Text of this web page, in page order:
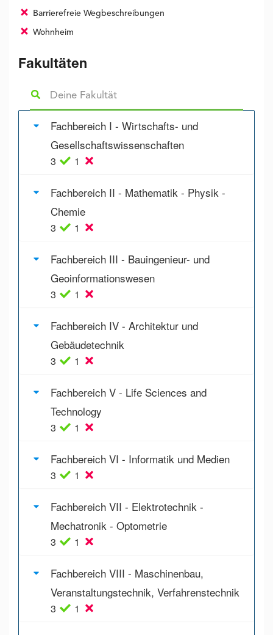
Barrierefreie Wegbeschreibungen
Wohnheim
Fakultäten
Fachbereich I - Wirtschafts- und
Gesellschaftswissenschaften
3 1
Fachbereich II - Mathematik - Physik -
Chemie
3 1
Fachbereich III - Bauingenieur- und
Geoinformationswesen
3 1
Fachbereich IV - Architektur und
Gebäudetechnik
3 1
Fachbereich V - Life Sciences and
Technology
3 1
Fachbereich VI - Informatik und Medien
3 1
Fachbereich VII - Elektrotechnik -
Mechatronik - Optometrie
3 1
Fachbereich VIII - Maschinenbau,
Veranstaltungstechnik, Verfahrenstechnik
3 1